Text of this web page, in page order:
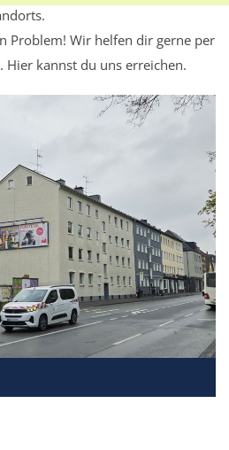
Problem! Wir helfen dir gerne per
Hier kannst du uns erreichen.